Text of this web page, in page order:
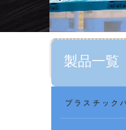
製品一覧
プラスチック